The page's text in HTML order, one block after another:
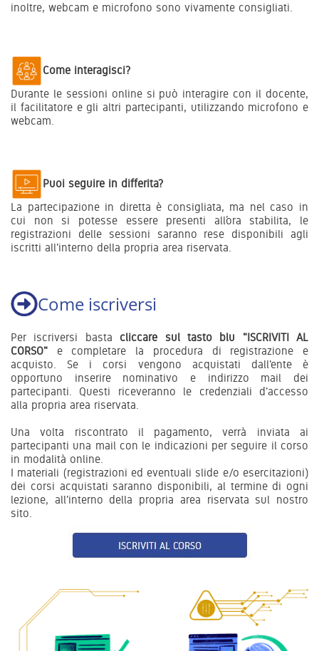
inoltre, webcam e microfono sono vivamente consigliati.
Come interagisci?
Durante le sessioni online si può interagire con il docente,
il facilitatore e gli altri partecipanti, utilizzando microfono e
webcam.
Puoi seguire in differita?
La partecipazione in diretta è consigliata, ma nel caso in
cui non si potesse essere presenti all’ora stabilita, le
registrazioni delle sessioni saranno rese disponibili agli
iscritti all'interno della propria area riservata.
Come iscriversi
Per iscriversi basta cliccare sul tasto blu "ISCRIVITI AL
CORSO" e completare la procedura di registrazione e
acquisto. Se i corsi vengono acquistati dall'ente è
opportuno inserire nominativo e indirizzo mail dei
partecipanti. Questi riceveranno le credenziali d'accesso
alla propria area riservata.
Una volta riscontrato il pagamento, verrà inviata ai
partecipanti una mail con le indicazioni per seguire il corso
in modalità online.
I materiali (registrazioni ed eventuali slide e/o esercitazioni)
dei corsi acquistati saranno disponibili, al termine di ogni
lezione, all'interno della propria area riservata sul nostro
sito.